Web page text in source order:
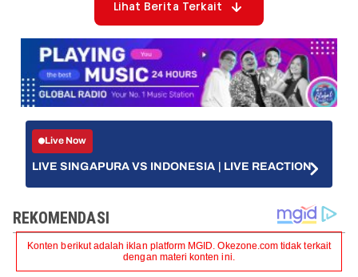
Lihat Berita Terkait
Live Now
LIVE SINGAPURA VS INDONESIA | LIVE REACTION